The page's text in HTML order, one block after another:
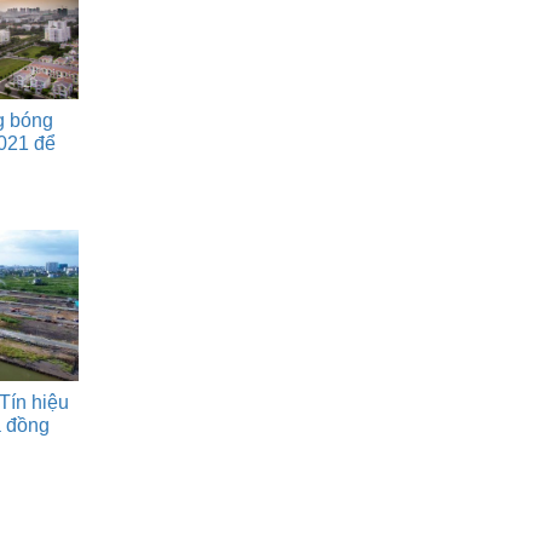
bóng
để
hiệu
đồng